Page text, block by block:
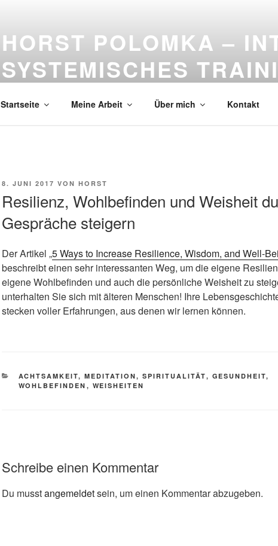
HORST POLOMKA –
SYSTEMISCHES
Startseite Meine Arbeit Über mich Kontakt
VERÖFFENTLICHT
8. JUNI 2017 VON HORST
Resilienz, Wohlbefinden und Weisheit
Gespräche steigern
Der Artikel „5 Ways to Increase Resilience, Wisdom, and Well-
beschreibt einen sehr interessanten Weg, um die eigene
eigene Wohlbefinden und auch die persönliche Weisheit zu
unterhalten Sie sich mit älteren Menschen! Ihre
stecken voller Erfahrungen, aus denen wir lernen können.
KATEGORIEN
ACHTSAMKEIT, MEDITATION, SPIRITUALITÄT, GESUNDHEIT,
WOHLBEFINDEN , WEISHEITEN
Schreibe einen Kommentar
Du musstangemeldetsein, um einen Kommentar abzugeben.